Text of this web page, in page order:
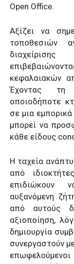
Open Office.
Αξίζει να
τοποθεσιών
κεφαλαιακών
Έχοντας τη
οποιοδήποτε
σε μια
μπορεί να
κάθε είδους
Η ταχεία
από
επιδιώκουν
αυξανόμενη
από αυτούς
αξιοποίηση,
δημιουργία
συνεργαστούν
επωφελούμενοι